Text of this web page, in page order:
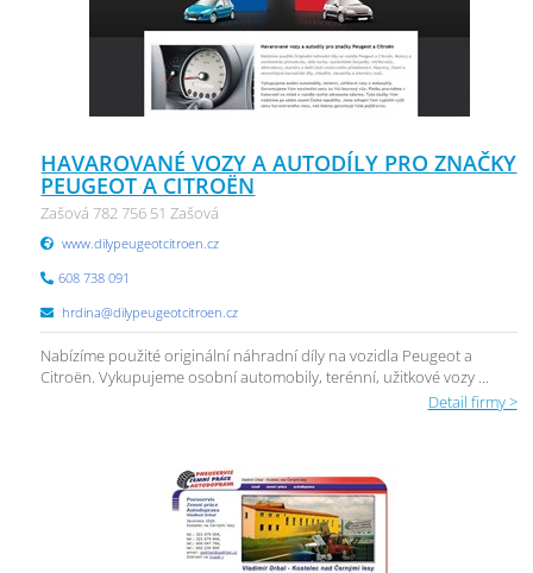
HAVAROVANÉ VOZY A AUTODÍLY PRO ZNAČKY
PEUGEOT A CITROËN
Zašová 782 756 51 Zašová
www.dilypeugeotcitroen.cz
608 738 091
hrdina@dilypeugeotcitroen.cz
Nabízíme použité originální náhradní díly na vozidla Peugeot a
Citroën. Vykupujeme osobní automobily, terénní, užitkové vozy ...
Detail firmy >